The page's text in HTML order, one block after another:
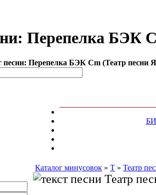
Перепелка БЭК
песни: Перепелка БЭК Cm (Театр песни
Каталог минусовок » Т » Театр